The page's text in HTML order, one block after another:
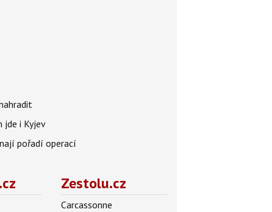
jde i Kyjev
pořadí operací
Zestolu.cz
Carcassonne